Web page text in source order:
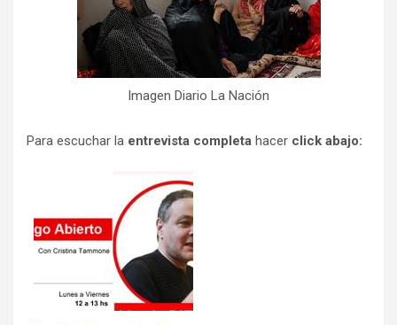
Imagen Diario La Nación
Para escuchar la entrevista completa hacer click abajo: